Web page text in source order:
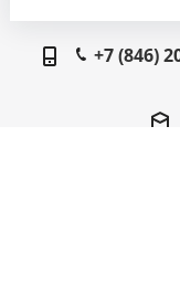
+7 (846)
ретаргетинга и использования систем аналитики
(например,
Политикой